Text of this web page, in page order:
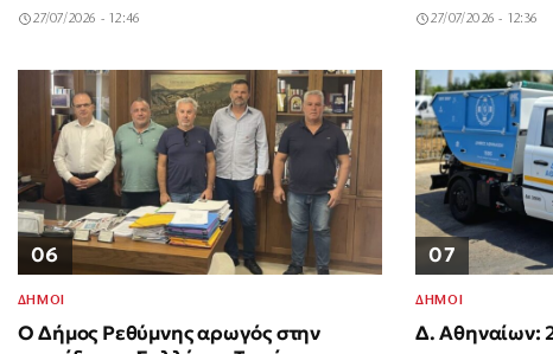
27/07/2026 - 12:46 27/07/2026 - 12:36
06
ΔΗΜΟΙ
Ο Δήμος Ρεθύμνης αρωγός στην
07
ΔΗΜΟΙ
Δ. Αθηναίων: